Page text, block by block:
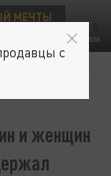
KOKOSHKIN/GLOBALLOOKPRESS
МЕЧТЫ
и женщин
с